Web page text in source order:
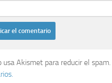
usa Akismet para reducir el spam.